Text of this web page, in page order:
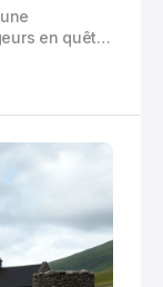
en quête
du
riche en